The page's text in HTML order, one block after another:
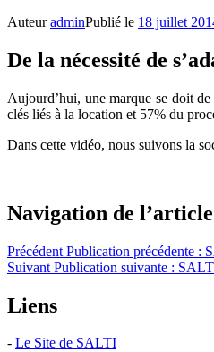
AuteuradminPublié le 18 juillet
De la nécessité de
Aujourd’hui, une marque se doit
clés liés à la location et 57% du
Dans cette vidéo, nous suivons la
Navigation de l’article
Précédent Publication précédente :
Suivant Publication suivante :
Liens
- Le Site de SALTI